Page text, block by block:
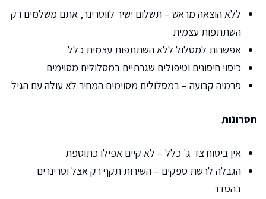
ללא הוצאה מראש – תשלום ישיר לווטרינר, אתם משלמים רק
השתתפות עצמית
אפשרות למסלול ללא השתתפות עצמית כלל
כיסוי חיסונים וטיפולים שגרתיים במסלולים מסוימים
פרמיה קבועה – במסלולים מסוימים המחיר לא עולה עם הגיל
חסרונות
אין ביטוח צד ג' כלל – לא קיים אפילו כתוספת
הגבלה לרשת ספקים – השירות תקף רק אצל וטרינרים
בהסדר